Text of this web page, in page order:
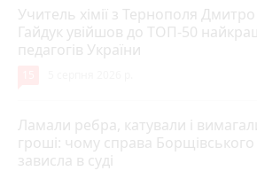
Учитель хімії з Тернополя Дмитро
Гайдук увійшов до ТОП-50
педагогів України
Ламали ребра, катували і
гроші: чому справа
зависла в суді